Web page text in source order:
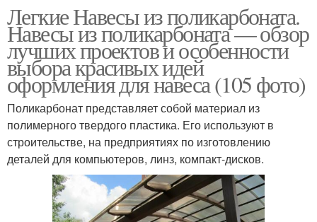
Легкие Навесы из поликарбоната.
Навесы из поликарбоната — обзор
лучших проектов и особенности
выбора красивых идей
оформления для навеса (105 фото)
Поликарбонат представляет собой материал из
полимерного твердого пластика. Его используют в
строительстве, на предприятиях по изготовлению
деталей для компьютеров, линз, компакт-дисков.